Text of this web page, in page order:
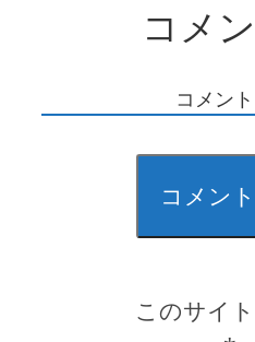
コメ
コメン
コメン
このサイ